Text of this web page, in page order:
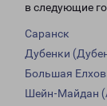
в следующие
Саранск
Дубенки
Большая
Шейн-Майдан